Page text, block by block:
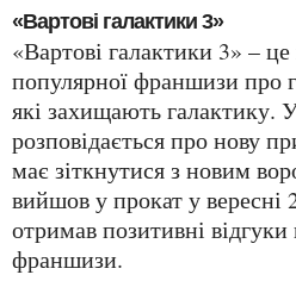
«Вартові галактики 3»
«Вартові галактики 3» – це продовження
популярної франшизи про
які захищають галактику.
розповідається про нову
має зіткнутися з новим
вийшов у прокат у вересні
отримав позитивні
франшизи.